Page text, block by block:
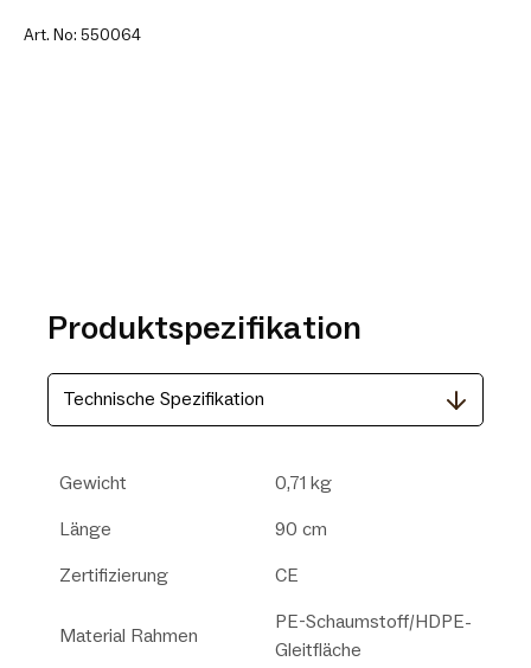
Art. No: 550064
Produktspezifikation
Technische Spezifikation
Gewicht
0,71 kg
Länge
90 cm
Zertifizierung
CE
Material Rahmen
PE-Schaumstoff/HDPE-
Gleitfläche